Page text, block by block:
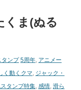
くま(ぬる
タンプ 5周年, アニメー
く動くクマ, ジャック・
スタンプ特集, 感情, 滑ら